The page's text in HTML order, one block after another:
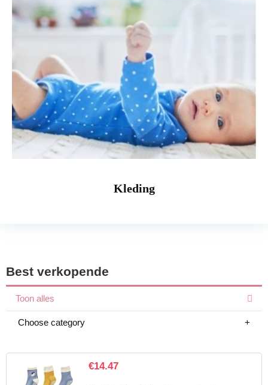
Kleding
Best verkopende
Toon alles
Choose category
€14.47